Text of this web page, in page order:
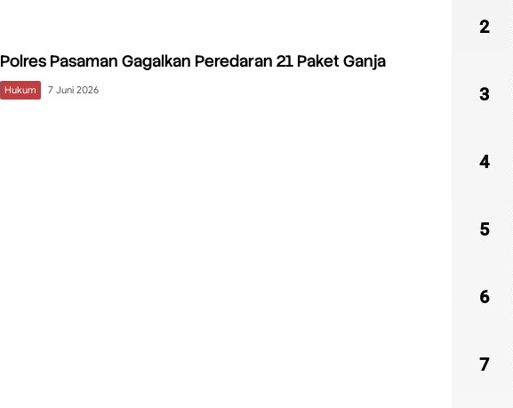
Polres Pasaman Gagalkan Peredaran 21 Paket Ganja
Hukum 7 Juni 2026
2
3
4
5
6
7